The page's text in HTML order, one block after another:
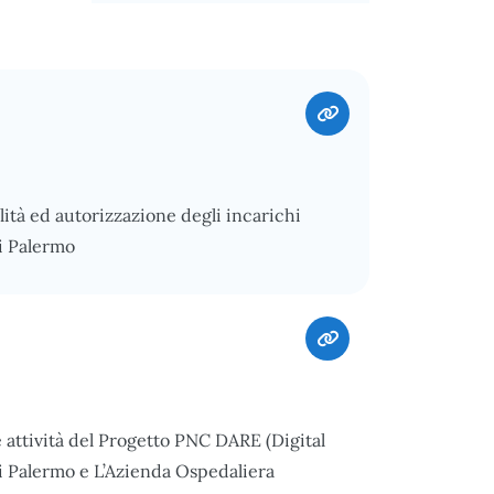
ed autorizzazione degli incarichi
Palermo
del Progetto PNC DARE (Digital
e L’Azienda Ospedaliera